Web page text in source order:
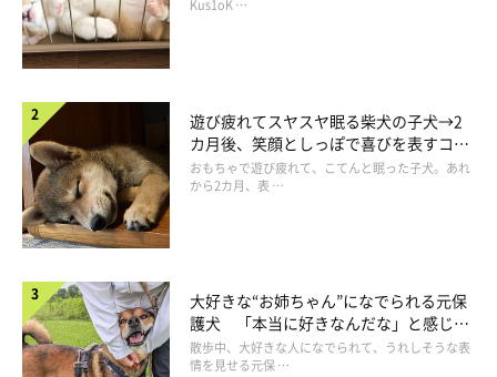
せん。ちなみに、この日は見事に入っていました（笑）」
長！
Kus1oK …
遊び疲れてスヤスヤ眠る柴犬の子犬→2
カ月後、笑顔としっぽで喜びを表すコに
成長！
おもちゃで遊び疲れて、こてんと眠った子犬。あれ
から2カ月、表 …
大好きな“お姉ちゃん”になでられる元保
護犬 「本当に好きなんだな」と感じる
表情にほっこり
散歩中、大好きな人になでられて、うれしそうな表
情を見せる元保 …